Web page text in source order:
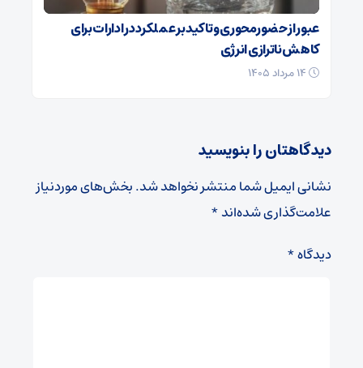
عبور از حضورمحوری و تاکید بر عملکرد در ادارات برای
کاهش ناترازی انرژی
دیدگاهتان را بنویسید
نشانی ایمیل شما منتشر نخواهد شد.بخش‌های موردنیاز
علامت‌گذاری شده‌اند*
دیدگاه*